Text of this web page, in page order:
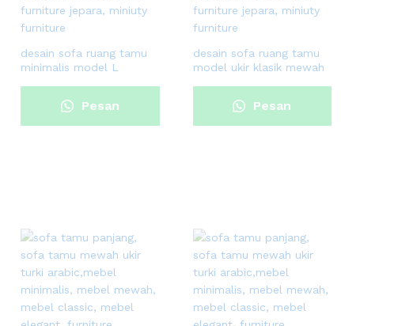
desain sofa ruang tamu
minimalis model L
Pesan
desain sofa ruang tamu
model ukir klasik mewah
Pesan